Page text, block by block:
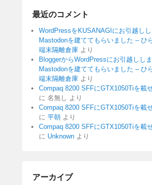
最近のコメント
WordPressをKUSANAGIにお引越し
Mastodonを建ててもらいました – ひ
端末隔離倉庫 より
BloggerからWordPressにお引越しし
Mastodonを建ててもらいました – ひ
端末隔離倉庫 より
Compaq 8200 SFFにGTX1050Tiを載
に 名無し より
Compaq 8200 SFFにGTX1050Tiを載
に 平朝 より
Compaq 8200 SFFにGTX1050Tiを載
に Unknown より
アーカイブ